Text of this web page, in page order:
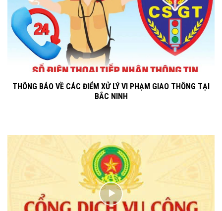
THÔNG BÁO VỀ CÁC ĐIỂM XỬ LÝ VI PHẠM GIAO THÔNG TẠI
BẮC NINH